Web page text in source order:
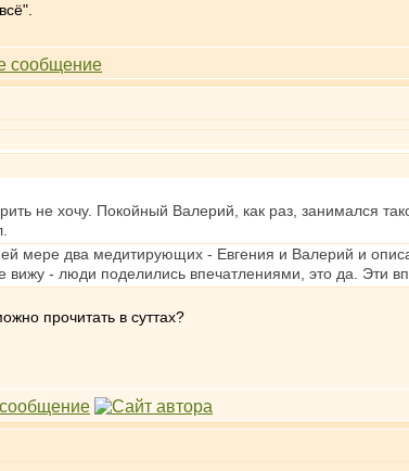
не хочу. Покойный Валерий, как раз, занимался
мере два медитирующих - Евгения и Валерий и
вижу - люди поделились впечатлениями, это да. Эти
прочитать в суттах?